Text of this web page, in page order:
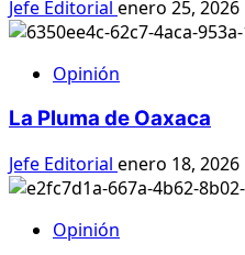
Jefe Editorial enero 25, 2026
Opinión
La Pluma de Oaxaca
Jefe Editorial enero 18, 2026
Opinión